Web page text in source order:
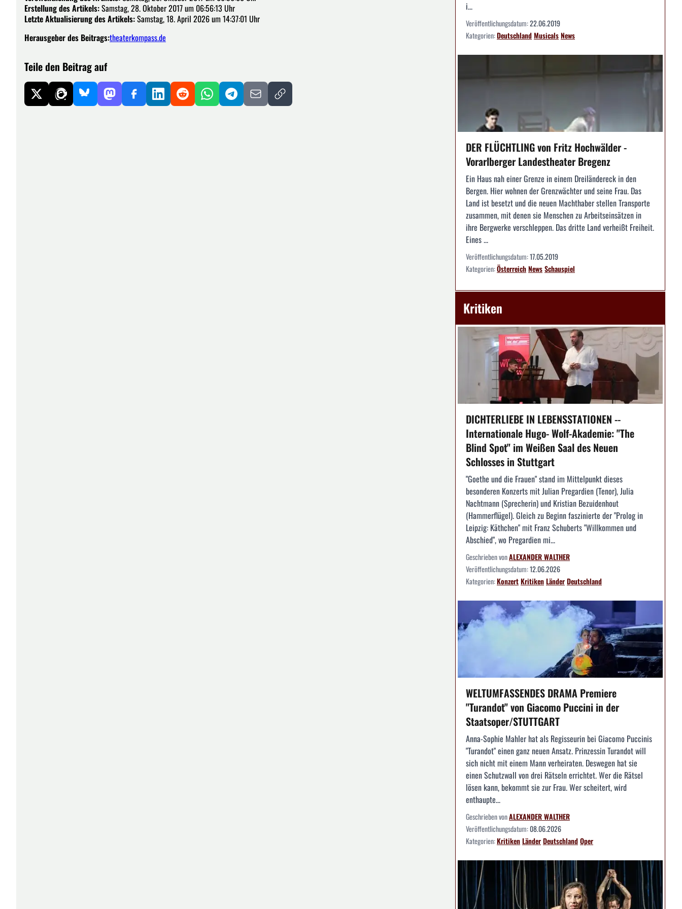
Erstellung des Artikels:Samstag, 28. Oktober 2017 um 06:56:13 Uhr
Letzte Aktualisierung des Artikels:Samstag, 18. April 2026 um 14:37:01 Uhr
Herausgeber des Beitrags:theaterkompass.de
Teile den Beitrag auf
i...
Veröffentlichungsdatum:22.06.2019
Kategorien:DeutschlandMusicalsNews
DER FLÜCHTLING von Fritz Hochwälder -
Vorarlberger Landestheater Bregenz
Ein Haus nah einer Grenze in einem Dreiländereck in den
Bergen. Hier wohnen der Grenzwächter und seine Frau. Das
Land ist besetzt und die neuen Machthaber stellen Transporte
zusammen, mit denen sie Menschen zu Arbeitseinsätzen in
ihre Bergwerke verschleppen. Das dritte Land verheißt Freiheit.
Eines ...
Veröffentlichungsdatum:17.05.2019
Kategorien:ÖsterreichNewsSchauspiel
Kritiken
DICHTERLIEBE IN LEBENSSTATIONEN --
Internationale Hugo- Wolf-Akademie: "The
Blind Spot" im Weißen Saal des Neuen
Schlosses in Stuttgart
"Goethe und die Frauen" stand im Mittelpunkt dieses
besonderen Konzerts mit Julian Pregardien (Tenor), Julia
Nachtmann (Sprecherin) und Kristian Bezuidenhout
(Hammerflügel). Gleich zu Beginn faszinierte der "Prolog in
Leipzig: Käthchen" mit Franz Schuberts "Willkommen und
Abschied", wo Pregardien mi...
Geschrieben vonALEXANDER WALTHER
Veröffentlichungsdatum:12.06.2026
Kategorien:KonzertKritikenLänderDeutschland
WELTUMFASSENDES DRAMA Premiere
"Turandot" von Giacomo Puccini in der
Staatsoper/STUTTGART
Anna-Sophie Mahler hat als Regisseurin bei Giacomo Puccinis
"Turandot" einen ganz neuen Ansatz. Prinzessin Turandot will
sich nicht mit einem Mann verheiraten. Deswegen hat sie
einen Schutzwall von drei Rätseln errichtet. Wer die Rätsel
lösen kann, bekommt sie zur Frau. Wer scheitert, wird
enthaupte...
Geschrieben vonALEXANDER WALTHER
Veröffentlichungsdatum:08.06.2026
Kategorien:KritikenLänderDeutschlandOper